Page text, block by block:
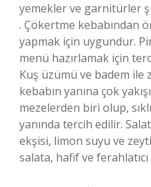
yemekler ve garnitürler
. Çökertme kebabından
yapmak için uygundur.
menü hazırlamak için
Kuş üzümü ve badem
kebabın yanına çok
mezelerden biri olup,
yanında tercih edilir.
ekşisi, limon suyu ve
salata, hafif ve